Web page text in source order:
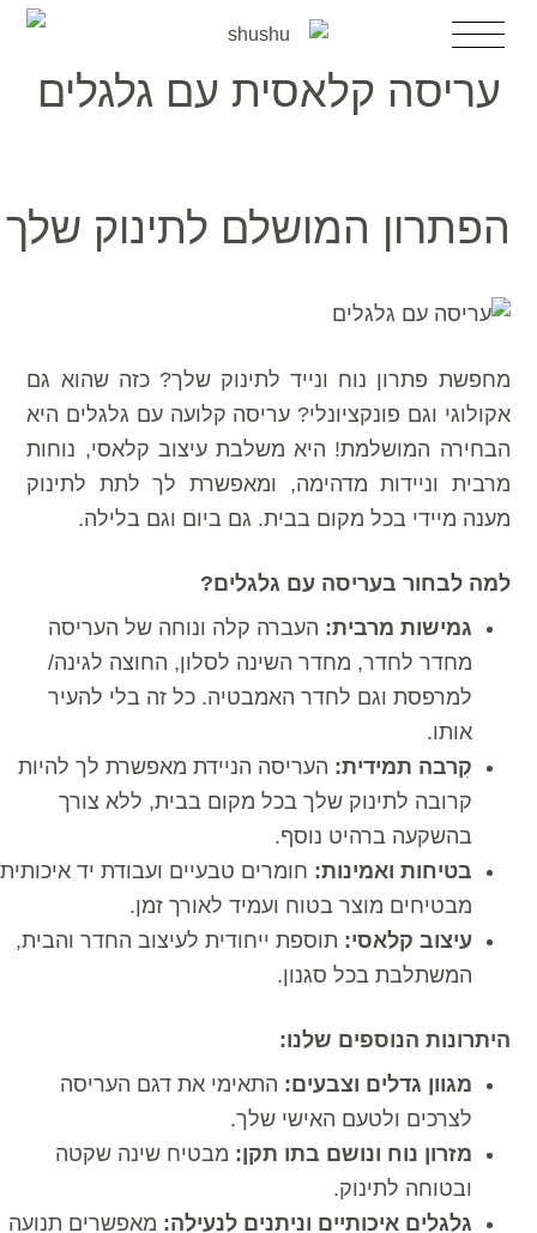
דלג
לניווט
לדלג
לתוכן
תפריט
השכרת עריסה
עגלות בובה
עריסה קלאסית עם גלגלים
הפתרון המושלם לתינוק שלך
מחפשת פתרון נוח ונייד לתינוק שלך? כזה שהוא גם
אקולוגי וגם פונקציונלי? עריסה קלועה עם גלגלים היא
הבחירה המושלמת! היא משלבת עיצוב קלאסי, נוחות
מרבית וניידות מדהימה, ומאפשרת לך לתת לתינוק
מענה מיידי בכל מקום בבית. גם ביום וגם בלילה.
למה לבחור בעריסה עם גלגלים?
גמישות מרבית: העברה קלה ונוחה של העריסה
מחדר לחדר, מחדר השינה לסלון, החוצה לגינה/
למרפסת וגם לחדר האמבטיה. כל זה בלי להעיר
אותו.
קִרבה תמידית: העריסה הניידת מאפשרת לך להיות
קרובה לתינוק שלך בכל מקום בבית, ללא צורך
בהשקעה ברהיט נוסף.
בטיחות ואמינות: חומרים טבעיים ועבודת יד איכותית
מבטיחים מוצר בטוח ועמיד לאורך זמן.
עיצוב קלאסי: תוספת ייחודית לעיצוב החדר והבית,
המשתלבת בכל סגנון.
היתרונות הנוספים שלנו:
מגוון גדלים וצבעים: התאימי את דגם העריסה
לצרכים ולטעם האישי שלך.
מזרון נוח ונושם בתו תקן: מבטיח שינה שקטה
ובטוחה לתינוק.
גלגלים איכותיים וניתנים לנעילה: מאפשרים תנועה